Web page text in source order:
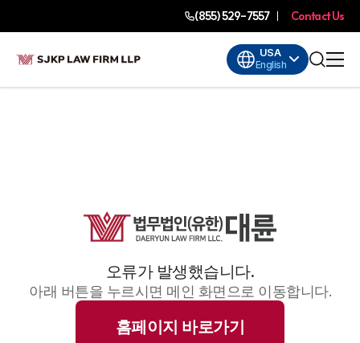
(855) 529-7557 Contact Us
USA
English
오류가 발생했습니다.
아래 버튼을 누르시면 메인 화면으로 이동합니다.
홈페이지 바로가기